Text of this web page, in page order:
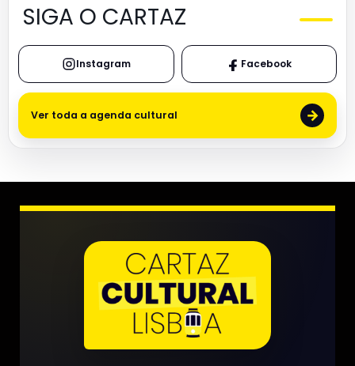
SIGA O CARTAZ
Instagram Facebook
Ver toda a agenda cultural →